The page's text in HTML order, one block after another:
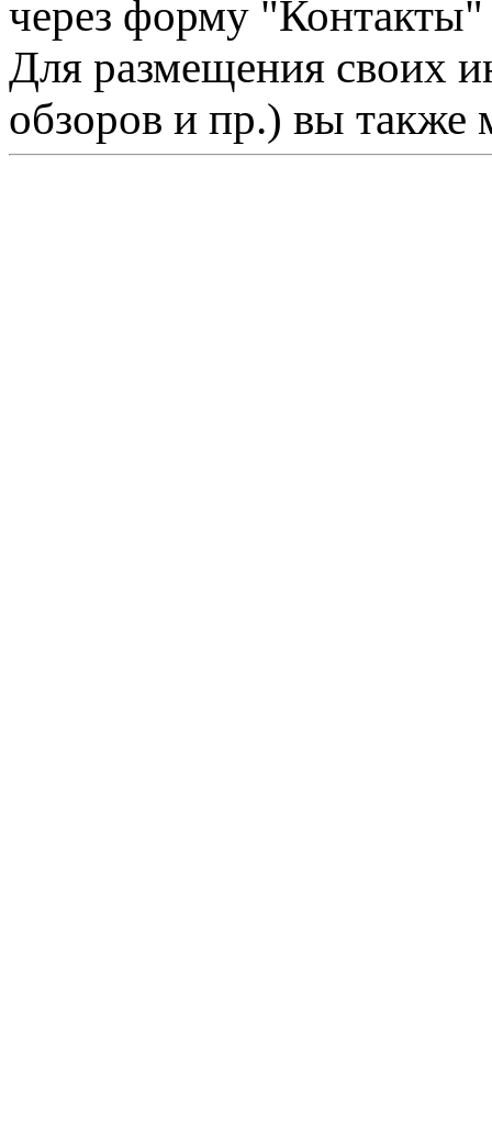
через форму "Контакты"
Для размещения своих
обзоров и пр.) вы также